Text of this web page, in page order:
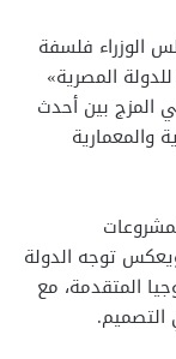
الوزراء فلسفة
المصرية»
المزج بين أحدث
والمعمارية
توجه الدولة
المتقدمة، مع
التصميم.